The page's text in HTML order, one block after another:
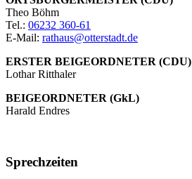
Theo Böhm
Tel.: 06232 360-61
E-Mail: rathaus@otterstadt.de
ERSTER BEIGEORDNETER (CDU)
Lothar Ritthaler
BEIGEORDNETER (GkL)
Harald Endres
Sprechzeiten